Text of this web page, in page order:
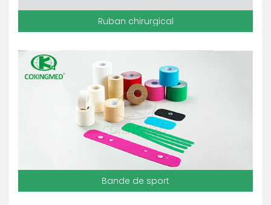
Ruban chirurgical
Bande de sport